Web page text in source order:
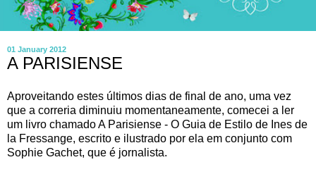
01 January 2012
A PARISIENSE
Aproveitando estes últimos dias de final de ano, uma vez
que a correria diminuiu momentaneamente, comecei a ler
um livro chamado A Parisiense - O Guia de Estilo de Ines de
la Fressange, escrito e ilustrado por ela em conjunto com
Sophie Gachet, que é jornalista.